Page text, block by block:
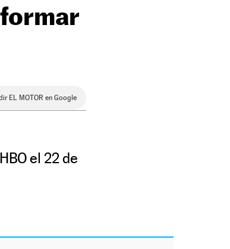
EL MOTOR en Google
el 22 de